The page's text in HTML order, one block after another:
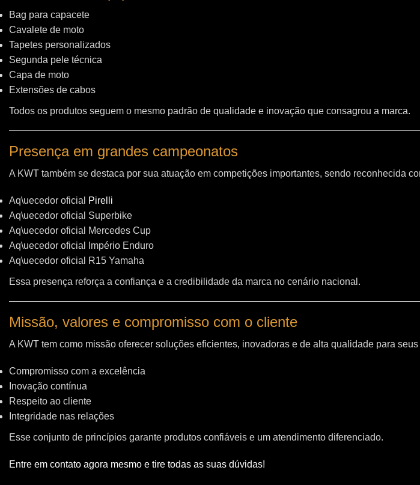
Bag para capacete
Cavalete de moto
Tapetes personalizados
Segunda pele técnica
Capa de moto
Extensões de cabos
Todos os produtos seguem o mesmo padrão de qualidade e inovação que consagrou a marca.
Presença em grandes campeonatos
A KWT também se destaca por sua atuação em competições importantes, sendo reconhecida
Aq\uecedor oficial
Pirelli
Aq\uecedor oficial Superbike
Aq\uecedor oficial Mercedes Cup
Aq\uecedor oficial Império Enduro
Aq\uecedor oficial R15 Yamaha
Essa presença reforça a confiança e a credibilidade da marca no cenário nacional.
Missão, valores e compromisso com o cliente
A KWT tem como missão oferecer soluções eficientes, inovadoras e de alta qualidade para
Compromisso com a excelência
Inovação contínua
Respeito ao cliente
Integridade nas relações
Esse conjunto de princípios garante produtos confiáveis e um atendimento diferenciado.
Entre em contato agora mesmo e tire todas as suas dúvidas!